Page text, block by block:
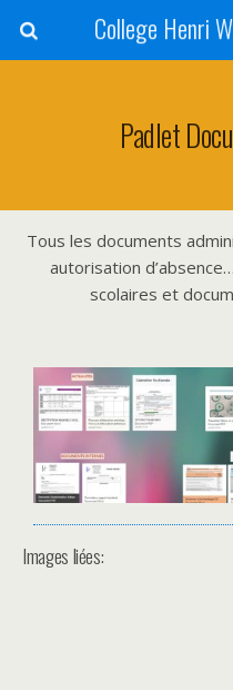
College Henri
Padlet
Tous les documents
autorisation
scolaires et
Images liées: